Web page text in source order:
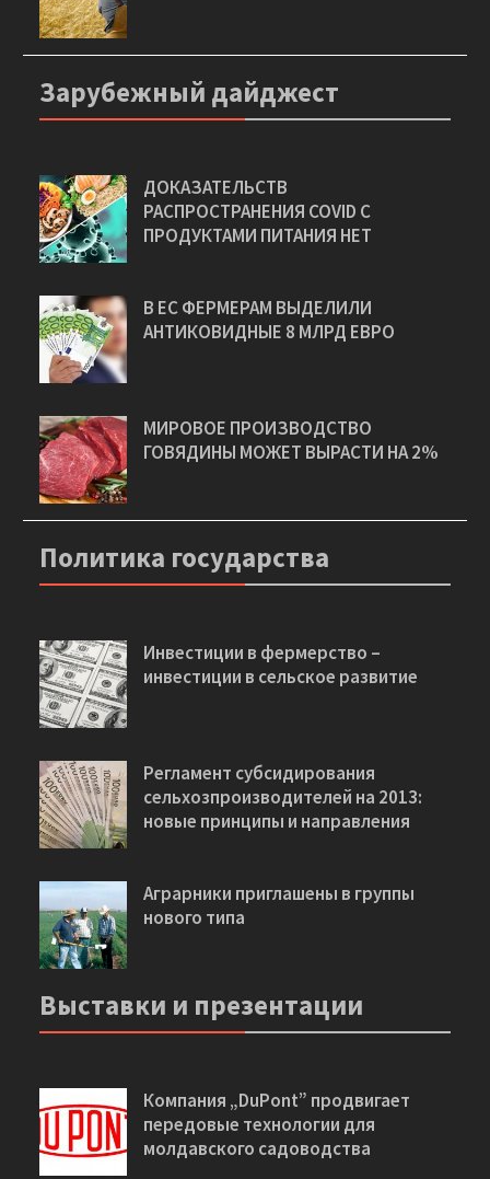
Зарубежный дайджест
ДОКАЗАТЕЛЬСТВ
РАСПРОСТРАНЕНИЯ COVID С
ПРОДУКТАМИ ПИТАНИЯ НЕТ
В ЕС ФЕРМЕРАМ ВЫДЕЛИЛИ
АНТИКОВИДНЫЕ 8 МЛРД ЕВРО
МИРОВОЕ ПРОИЗВОДСТВО
ГОВЯДИНЫ МОЖЕТ ВЫРАСТИ НА 2%
Политика государства
Инвестиции в фермерство –
инвестиции в сельское развитие
Регламент субсидирования
сельхозпроизводителей на 2013:
новые принципы и направления
Аграрники приглашены в группы
нового типа
Выставки и презентации
Компания „DuPont” продвигает
передовые технологии для
молдавского садоводства